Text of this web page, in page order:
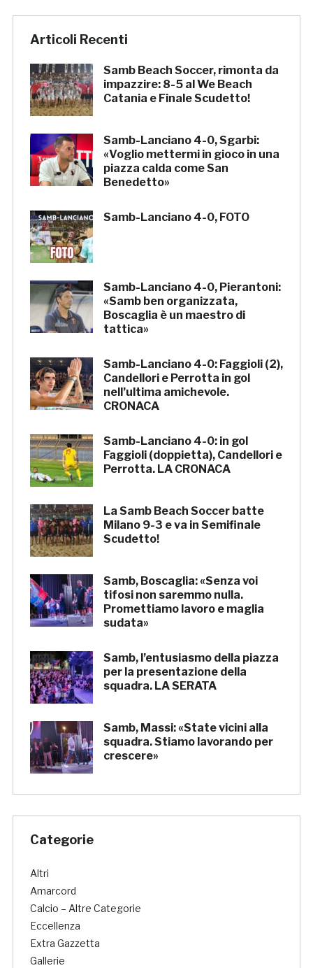
Articoli Recenti
Samb Beach Soccer, rimonta da
impazzire: 8-5 al We Beach
Catania e Finale Scudetto!
Samb-Lanciano 4-0, Sgarbi:
«Voglio mettermi in gioco in una
piazza calda come San
Benedetto»
Samb-Lanciano 4-0, FOTO
Samb-Lanciano 4-0, Pierantoni:
«Samb ben organizzata,
Boscaglia è un maestro di
tattica»
Samb-Lanciano 4-0: Faggioli (2),
Candellori e Perrotta in gol
nell’ultima amichevole.
CRONACA
Samb-Lanciano 4-0: in gol
Faggioli (doppietta), Candellori e
Perrotta. LA CRONACA
La Samb Beach Soccer batte
Milano 9-3 e va in Semifinale
Scudetto!
Samb, Boscaglia: «Senza voi
tifosi non saremmo nulla.
Promettiamo lavoro e maglia
sudata»
Samb, l’entusiasmo della piazza
per la presentazione della
squadra. LA SERATA
Samb, Massi: «State vicini alla
squadra. Stiamo lavorando per
crescere»
Categorie
Altri
Amarcord
Calcio – Altre Categorie
Eccellenza
Extra Gazzetta
Gallerie